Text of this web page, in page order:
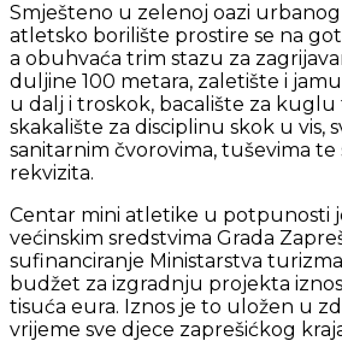
Smješteno u zelenoj oazi
atletsko borilište prostire se na
a obuhvaća trim stazu za
duljine 100 metara, zaletište i
u dalj i troskok, bacalište za
skakalište za disciplinu skok u vis,
sanitarnim čvorovima, tuševima
rekvizita.
Centar mini atletike u potpunosti
većinskim sredstvima Grada
sufinanciranje Ministarstva
budžet za izgradnju projekta
tisuća eura. Iznos je to uložen u
vrijeme sve djece zaprešićkog